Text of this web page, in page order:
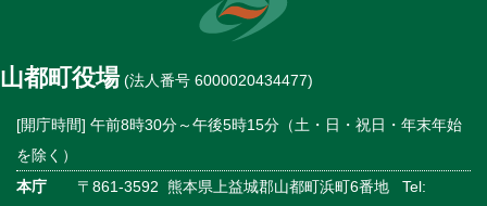
山都町役場(法人番号 6000020434477)
[開庁時間] 午前8時30分～午後5時15分（土・日・祝日・年末年始
を除く）
本庁 〒861-3592 熊本県上益城郡山都町浜町6番地 Tel: